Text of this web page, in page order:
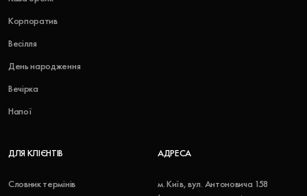
Корпоратив
Весілля
День народження
Вечірка
Напої
ДЛЯ КЛІЄНТІВ
Словник термінів
АДРЕСА
м. Київ, вул. Антоновича 158